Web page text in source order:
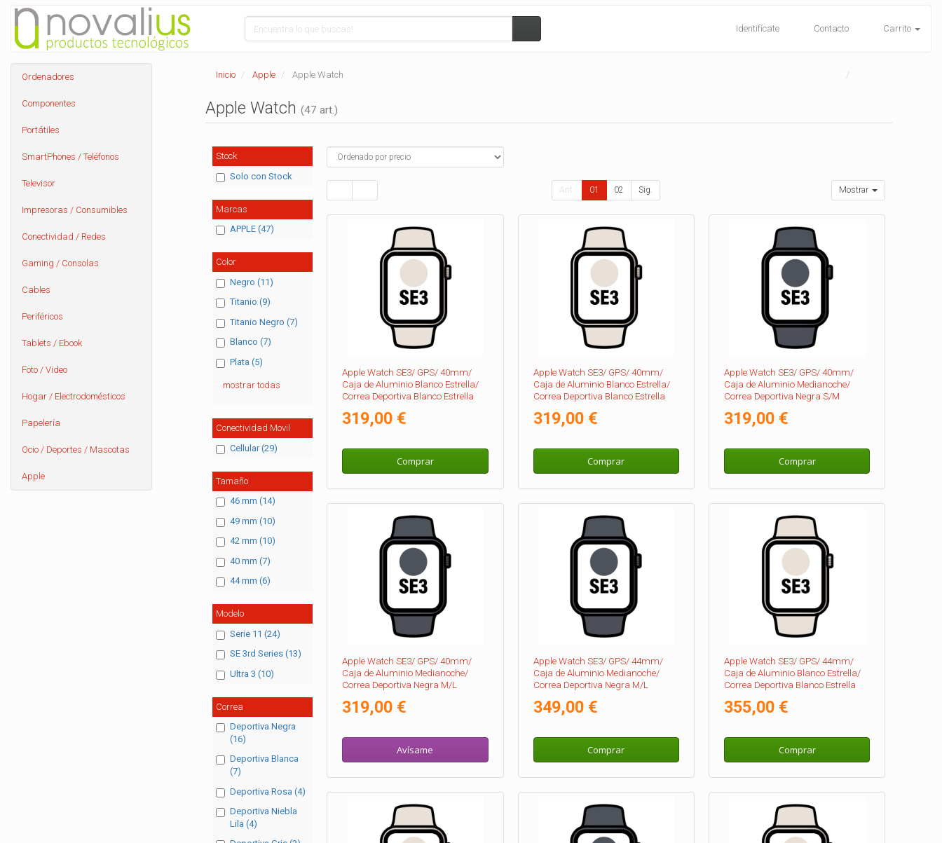
Identifícate Contacto Carrito
Ordenadores
Componentes
Portátiles
SmartPhones / Teléfonos
Televisor
Impresoras / Consumibles
Conectividad / Redes
Gaming / Consolas
Cables
Periféricos
Tablets / Ebook
Foto / Video
Hogar / Electrodomésticos
Papelería
Ocio / Deportes / Mascotas
Apple
Inicio Apple Apple Watch
Apple Watch (47 art.)
Stock
Solo con Stock
Marcas
APPLE (47)
Color
Negro (11)
Titanio (9)
Titanio Negro (7)
Blanco (7)
Plata (5)
mostrar todas
Conectividad Movil
Cellular (29)
Tamaño
46 mm (14)
49 mm (10)
42 mm (10)
40 mm (7)
44 mm (6)
Modelo
Serie 11 (24)
SE 3rd Series (13)
Ultra 3 (10)
Correa
Deportiva Negra
(16)
Deportiva Blanca
(7)
Deportiva Rosa (4)
Deportiva Niebla
Lila (4)
Ant. 01 02 Sig. Mostrar
Apple Watch SE3/ GPS/ 40mm/
Caja de Aluminio Blanco Estrella/
Correa Deportiva Blanco Estrella
319,00 €
Comprar
Apple Watch SE3/ GPS/ 40mm/
Caja de Aluminio Blanco Estrella/
Correa Deportiva Blanco Estrella
319,00 €
Comprar
Apple Watch SE3/ GPS/ 40mm/
Caja de Aluminio Medianoche/
Correa Deportiva Negra S/M
319,00 €
Comprar
Apple Watch SE3/ GPS/ 40mm/
Caja de Aluminio Medianoche/
Correa Deportiva Negra M/L
319,00 €
Avísame
Apple Watch SE3/ GPS/ 44mm/
Caja de Aluminio Medianoche/
Correa Deportiva Negra M/L
349,00 €
Comprar
Apple Watch SE3/ GPS/ 44mm/
Caja de Aluminio Blanco Estrella/
Correa Deportiva Blanco Estrella
355,00 €
Comprar